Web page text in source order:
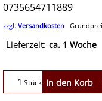
0735654711889
zzgl. Versandkosten
Lieferzeit: ca. 1 Woche
Stück In den Korb